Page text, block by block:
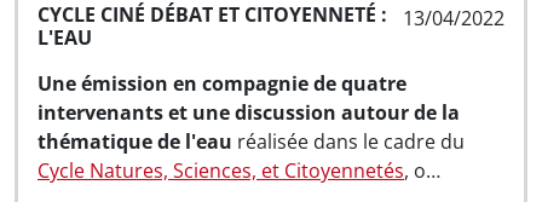
13/04/2022
CYCLE CINÉ DÉBAT ET CITOYENNETÉ :
L'EAU
Une émission en compagnie de quatre
intervenants et une discussion autour de la
thématique de l'eau réalisée dans le cadre du
Cycle Natures, Sciences, et Citoyennetés, o…